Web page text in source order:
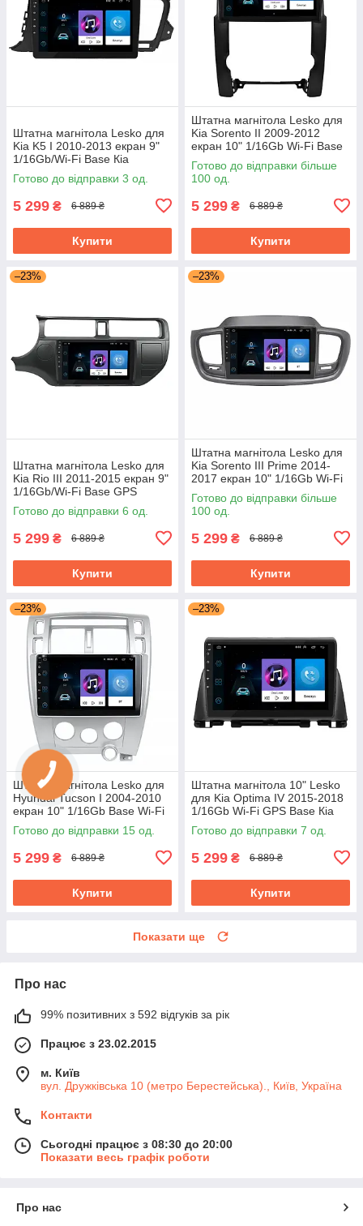
Штатна магнітола Lesko для
Kia K5 I 2010-2013 екран 9"
1/16Gb/Wi-Fi Base Кіа
Готово до відправки 3 од.
5 299 ₴ 6 889 ₴
Купити
Штатна магнітола Lesko для
Kia Sorento II 2009-2012
екран 10" 1/16Gb Wi-Fi Base
GPS Android Кіа
Готово до відправки більше
100 од.
5 299 ₴ 6 889 ₴
Купити
–23%
Штатна магнітола Lesko для
Kia Rio III 2011-2015 екран 9"
1/16Gb/Wi-Fi Base GPS
Android кіа
Готово до відправки 6 од.
5 299 ₴ 6 889 ₴
Купити
–23%
Штатна магнітола Lesko для
Kia Sorento III Prime 2014-
2017 екран 10" 1/16Gb Wi-Fi
Base GPS Android Кіа
Готово до відправки більше
100 од.
5 299 ₴ 6 889 ₴
Купити
–23%
Штатна магнітола Lesko для
Hyundai Tucson I 2004-2010
екран 10" 1/16Gb Base Wi-Fi
GPS Android хендай
Готово до відправки 15 од.
5 299 ₴ 6 889 ₴
Купити
–23%
Штатна магнітола 10" Lesko
для Kia Optima IV 2015-2018
1/16Gb Wi-Fi GPS Base Кіа
Готово до відправки 7 од.
5 299 ₴ 6 889 ₴
Купити
Показати ще
Про нас
99% позитивних з 592 відгуків за рік
Працює з 23.02.2015
м. Київ
вул. Дружківська 10 (метро Берестейська)., Київ, Україна
Контакти
Сьогодні працює з 08:30 до 20:00
Показати весь графік роботи
Про нас